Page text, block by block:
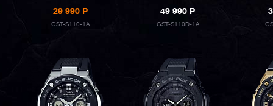
29 990P
GST-S110-1A
49 990P
GST-S110D-1A